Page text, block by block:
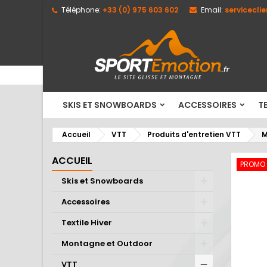
Téléphone: +33 (0) 975 603 602 Email:
SKIS ET SNOWBOARDS ACCESSOIRES
Accueil VTT Produits d'entretien VTT
ACCUEIL
Skis et Snowboards
Accessoires
Textile Hiver
Montagne et Outdoor
VTT
PROMO